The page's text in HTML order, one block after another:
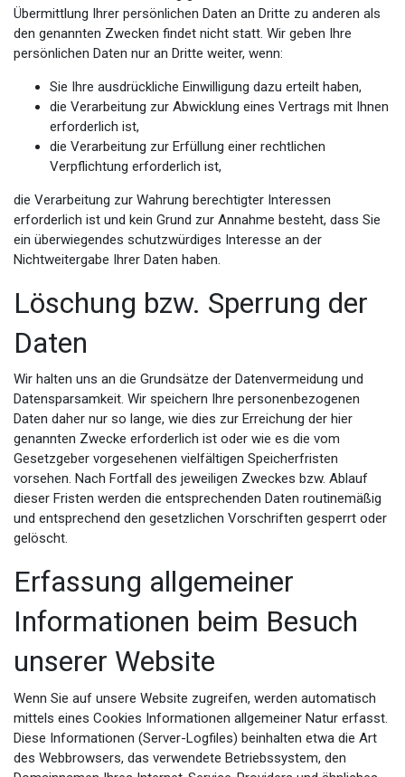
Übermittlung Ihrer persönlichen Daten an Dritte zu anderen als
den genannten Zwecken findet nicht statt. Wir geben Ihre
persönlichen Daten nur an Dritte weiter, wenn:
Sie Ihre ausdrückliche Einwilligung dazu erteilt haben,
die Verarbeitung zur Abwicklung eines Vertrags mit Ihnen
erforderlich ist,
die Verarbeitung zur Erfüllung einer rechtlichen
Verpflichtung erforderlich ist,
die Verarbeitung zur Wahrung berechtigter Interessen
erforderlich ist und kein Grund zur Annahme besteht, dass Sie
ein überwiegendes schutzwürdiges Interesse an der
Nichtweitergabe Ihrer Daten haben.
Löschung bzw. Sperrung der
Daten
Wir halten uns an die Grundsätze der Datenvermeidung und
Datensparsamkeit. Wir speichern Ihre personenbezogenen
Daten daher nur so lange, wie dies zur Erreichung der hier
genannten Zwecke erforderlich ist oder wie es die vom
Gesetzgeber vorgesehenen vielfältigen Speicherfristen
vorsehen. Nach Fortfall des jeweiligen Zweckes bzw. Ablauf
dieser Fristen werden die entsprechenden Daten routinemäßig
und entsprechend den gesetzlichen Vorschriften gesperrt oder
gelöscht.
Erfassung allgemeiner
Informationen beim Besuch
unserer Website
Wenn Sie auf unsere Website zugreifen, werden automatisch
mittels eines Cookies Informationen allgemeiner Natur erfasst.
Diese Informationen (Server-Logfiles) beinhalten etwa die Art
des Webbrowsers, das verwendete Betriebssystem, den